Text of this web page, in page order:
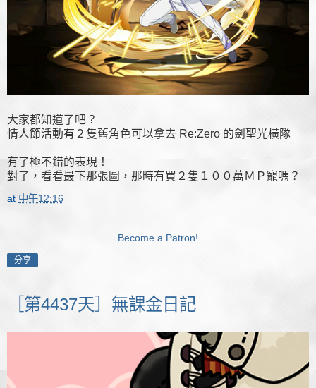
大家都知道了吧？
情人節活動有２隻舊角色可以拿去 Re:Zero 的劍聖光橫隊
有了極不錯的表現！
對了，看看最下那張圖，那時有買２隻１００萬ＭＰ寵嗎？
at 中午12:16
Become a Patron!
分享
［第4437天］無課金日記